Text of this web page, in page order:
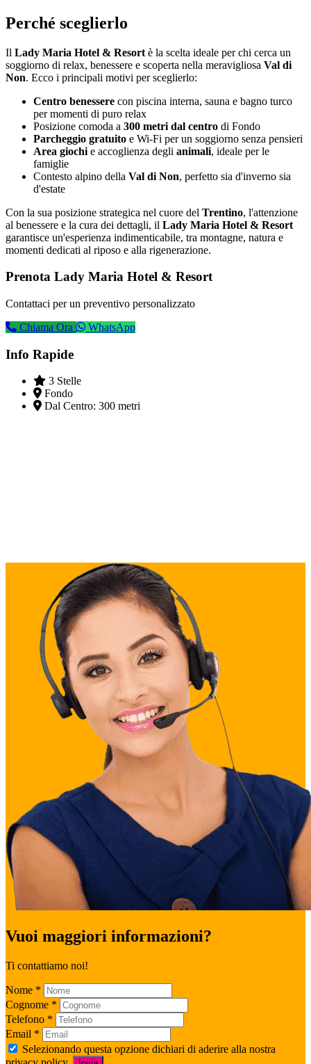
Perché sceglierlo
Il Lady Maria Hotel & Resort è la scelta ideale per chi cerca un
soggiorno di relax, benessere e scoperta nella meravigliosa Val di
Non. Ecco i principali motivi per sceglierlo:
Centro benessere con piscina interna, sauna e bagno turco
per momenti di puro relax
Posizione comoda a 300 metri dal centro di Fondo
Parcheggio gratuito e Wi-Fi per un soggiorno senza pensieri
Area giochi e accoglienza degli animali, ideale per le
famiglie
Contesto alpino della Val di Non, perfetto sia d'inverno sia
d'estate
Con la sua posizione strategica nel cuore del Trentino, l'attenzione
al benessere e la cura dei dettagli, il Lady Maria Hotel & Resort
garantisce un'esperienza indimenticabile, tra montagne, natura e
momenti dedicati al riposo e alla rigenerazione.
Prenota Lady Maria Hotel & Resort
Contattaci per un preventivo personalizzato
Chiama Ora
WhatsApp
Info Rapide
3 Stelle
Fondo
Dal Centro: 300 metri
Vuoi maggiori informazioni?
Ti contattiamo noi!
Nome *
Cognome *
Telefono *
Email *
Selezionando questa opzione dichiari di aderire alla nostra